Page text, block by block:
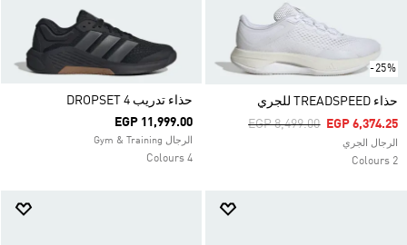
-25%
حذاء TREADSPEED للجري
Price Reduced From
EGP 8,499.00ToEGP 6,374.25
الرجال الجري
2 Colours
حذاء تدريب DROPSET 4
EGP 11,999.00
الرجال Gym & Training
4 Colours